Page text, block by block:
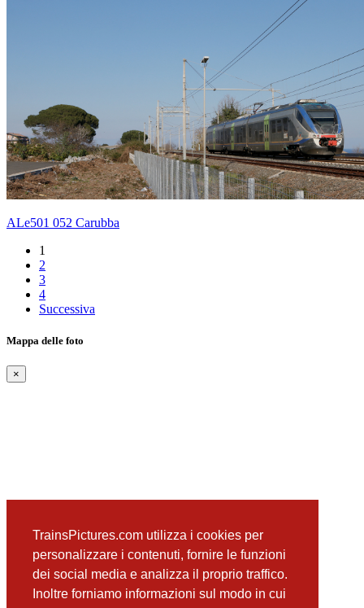
TrainsPictures.com utilizza i cookies per
personalizzare i contenuti, fornire le funzioni
dei social media e analizza il proprio traffico.
Inoltre forniamo informazioni sul modo in cui
ALe501 052 Carubba
1
2
3
4
Successiva
Mappa delle foto
×